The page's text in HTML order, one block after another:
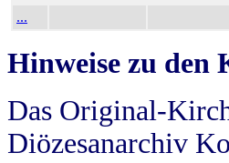
...
Hinweise zu den
Das Original-
Diözesanarchiv